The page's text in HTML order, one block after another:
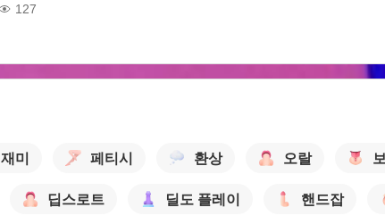
127
재미 페티시 환상 오랄
딥스로트 딜도 플레이 핸드잡